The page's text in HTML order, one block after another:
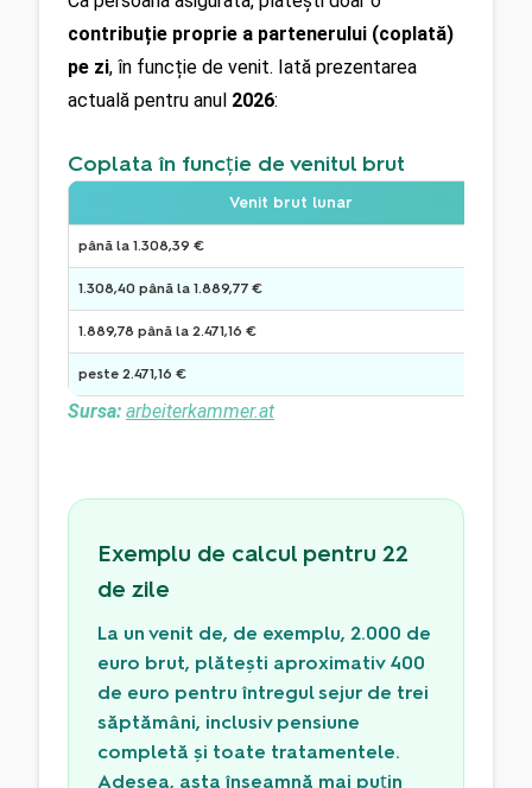
contribuție proprie a partenerului (coplată)
pe zi, în funcție de venit. Iată prezentarea
actuală pentru anul 2026:
Coplata în funcție de venitul brut
Venit brut lunar
până la 1.308,39 €
1.308,40 până la 1.889,77 €
1.889,78 până la 2.471,16 €
peste 2.471,16 €
Sursa: arbeiterkammer.at
Exemplu de calcul pentru 22
de zile
La un venit de, de exemplu, 2.000 de
euro brut, plătești aproximativ 400
de euro pentru întregul sejur de trei
săptămâni, inclusiv pensiune
completă și toate tratamentele.
Adesea, asta înseamnă mai puțin